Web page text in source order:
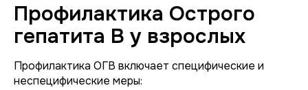
Профилактика Острого
гепатита В у взрослых
Профилактика ОГВ включает специфические и
неспецифические меры: